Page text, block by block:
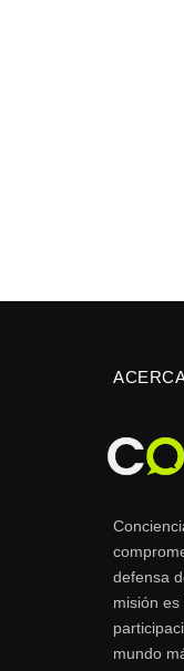
defensa
misión
mundo